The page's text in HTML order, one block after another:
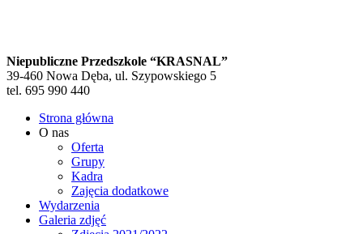
Niepubliczne Przedszkole “KRASNAL”
39-460 Nowa Dęba, ul. Szypowskiego 5
tel. 695 990 440
Strona główna
O nas
Oferta
Grupy
Kadra
Zajęcia dodatkowe
Wydarzenia
Galeria zdjęć